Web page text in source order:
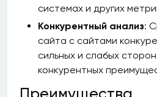
системах и других
Конкурентный анализ:
сайта с сайтами
сильных и слабых
конкурентных